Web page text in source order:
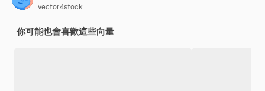
vector4stock
你可能也會喜歡這些向量